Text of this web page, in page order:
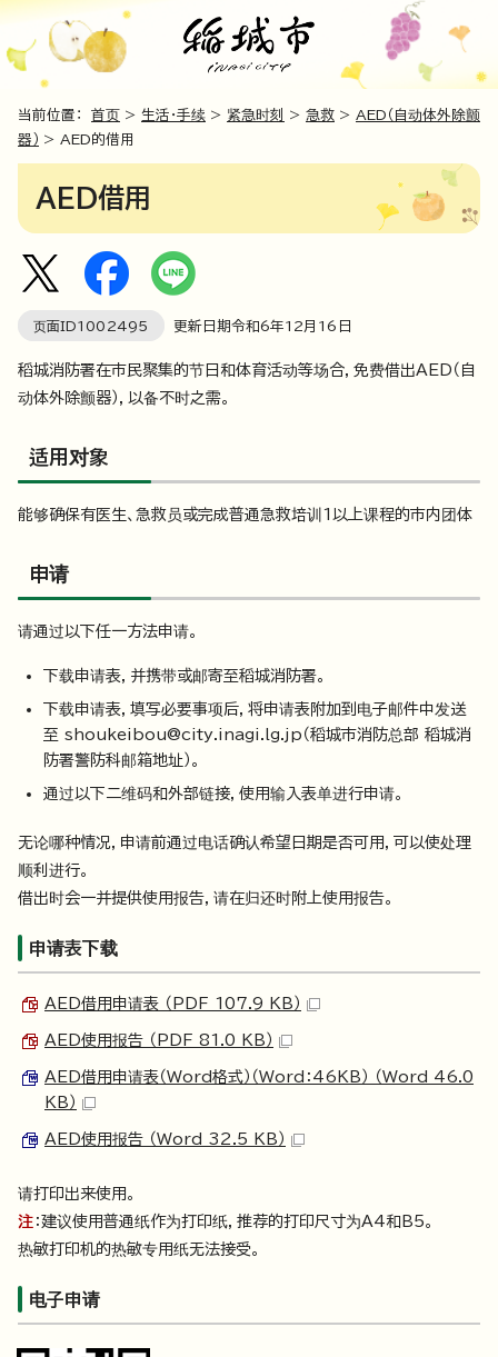
当前位置： 首页 > 生活・手续 > 紧急时刻 > 急救 > AED（自动体外除颤
器） > AED的借用
AED借用
页面ID1002495 更新日期令和6年12月 16 日
稻城消防署在市民聚集的节日和体育活动等场合，免费借出AED（自
动体外除颤器），以备不时之需。
适用对象
能够确保有医生、急救员或完成普通急救培训1以上课程的市内团体
申请
请通过以下任一方法申请。
下载申请表，并携带或邮寄至稻城消防署。
下载申请表，填写必要事项后，将申请表附加到电子邮件中发送
至 shoukeibou@city.inagi.lg.jp（稻城市消防总部 稻城消
防署警防科邮箱地址）。
通过以下二维码和外部链接，使用输入表单进行申请。
无论哪种情况，申请前通过电话确认希望日期是否可用，可以使处理
顺利进行。
借出时会一并提供使用报告，请在归还时附上使用报告。
申请表下载
AED借用申请表 （PDF 107.9 KB）
AED使用报告 （PDF 81.0 KB）
AED借用申请表（Word格式）（Word：46KB） （Word 46.0
KB）
AED使用报告 （Word 32.5 KB）
请打印出来使用。
注 ：建议使用普通纸作为打印纸，推荐的打印尺寸为A4和B5。
热敏打印机的热敏专用纸无法接受。
电子申请